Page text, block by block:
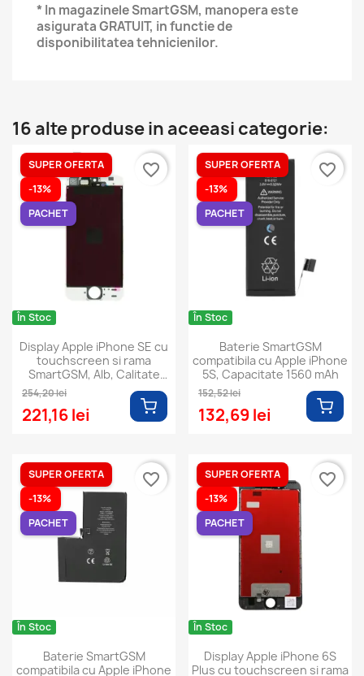
* In magazinele SmartGSM, manopera este
asigurata GRATUIT, in functie de
disponibilitatea tehnicienilor.
16 alte produse in aceeasi categorie:
În Stoc
Display Apple iPhone SE cu
touchscreen si rama
SmartGSM, Alb, Calitate
254,20 lei
221,16 lei
SUPER OFERTA
-13%
PACHET
favorite_border
În Stoc
Baterie SmartGSM
compatibila cu Apple iPhone
5S, Capacitate 1560 mAh
152,52 lei
132,69 lei
SUPER OFERTA
-13%
PACHET
favorite_border
În Stoc
Baterie SmartGSM
compatibila cu Apple iPhone
SUPER OFERTA
-13%
PACHET
favorite_border
În Stoc
Display Apple iPhone 6S
Plus cu touchscreen si rama
SUPER OFERTA
-13%
PACHET
favorite_border